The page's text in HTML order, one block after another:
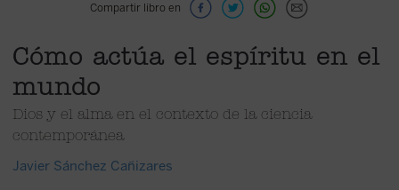
Compartir libro en
Cómo actúa el espíritu en el
mundo
Dios y el alma en el contexto de la ciencia
contemporánea
Javier Sánchez Cañizares